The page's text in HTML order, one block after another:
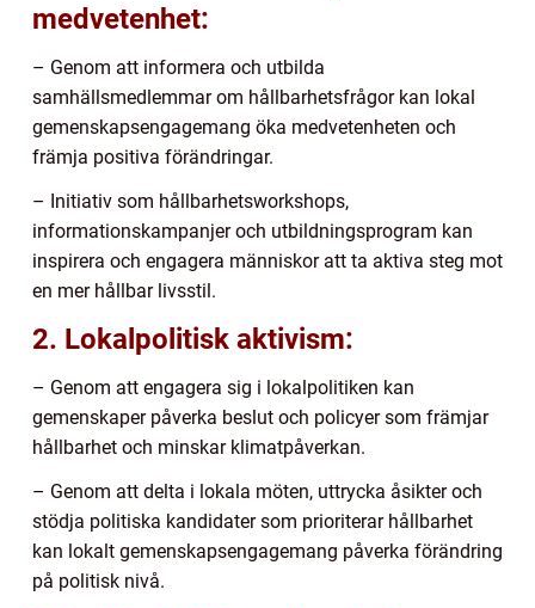
medvetenhet:
– Genom att informera och utbilda
samhällsmedlemmar om hållbarhetsfrågor kan lokal
gemenskapsengagemang öka medvetenheten och
främja positiva förändringar.
– Initiativ som hållbarhetsworkshops,
informationskampanjer och utbildningsprogram kan
inspirera och engagera människor att ta aktiva steg mot
en mer hållbar livsstil.
2. Lokalpolitisk aktivism:
– Genom att engagera sig i lokalpolitiken kan
gemenskaper påverka beslut och policyer som främjar
hållbarhet och minskar klimatpåverkan.
– Genom att delta i lokala möten, uttrycka åsikter och
stödja politiska kandidater som prioriterar hållbarhet
kan lokalt gemenskapsengagemang påverka förändring
på politisk nivå.